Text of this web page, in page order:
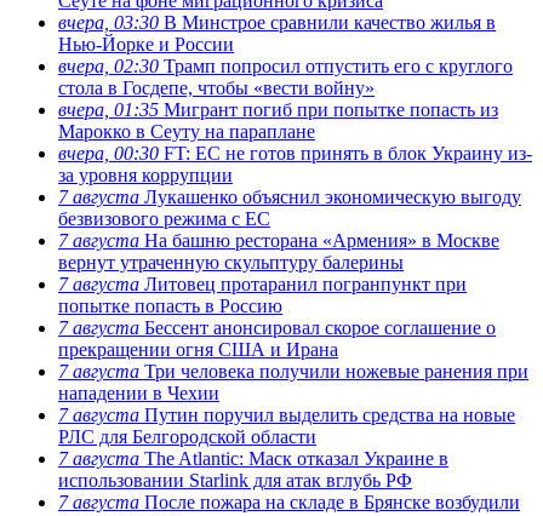
вчера, 03:30 В Минстрое сравнили качество жилья в
Нью-Йорке и России
вчера, 02:30 Трамп попросил отпустить его с круглого
стола в Госдепе, чтобы «вести войну»
вчера, 01:35 Мигрант погиб при попытке попасть из
Марокко в Сеуту на параплане
вчера, 00:30 FT: ЕС не готов принять в блок Украину из-
за уровня коррупции
7 августа Лукашенко объяснил экономическую выгоду
безвизового режима с ЕС
7 августа На башню ресторана «Армения» в Москве
вернут утраченную скульптуру балерины
7 августа Литовец протаранил погранпункт при
попытке попасть в Россию
7 августа Бессент анонсировал скорое соглашение о
прекращении огня США и Ирана
7 августа Три человека получили ножевые ранения при
нападении в Чехии
7 августа Путин поручил выделить средства на новые
РЛС для Белгородской области
7 августа The Atlantic: Маск отказал Украине в
использовании Starlink для атак вглубь РФ
7 августа После пожара на складе в Брянске возбудили